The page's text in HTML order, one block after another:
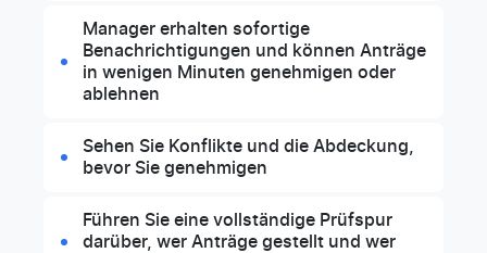
Manager erhalten sofortige
Benachrichtigungen und können Anträge
in wenigen Minuten genehmigen oder
ablehnen
Sehen Sie Konflikte und die Abdeckung,
bevor Sie genehmigen
Führen Sie eine vollständige Prüfspur
darüber, wer Anträge gestellt und wer